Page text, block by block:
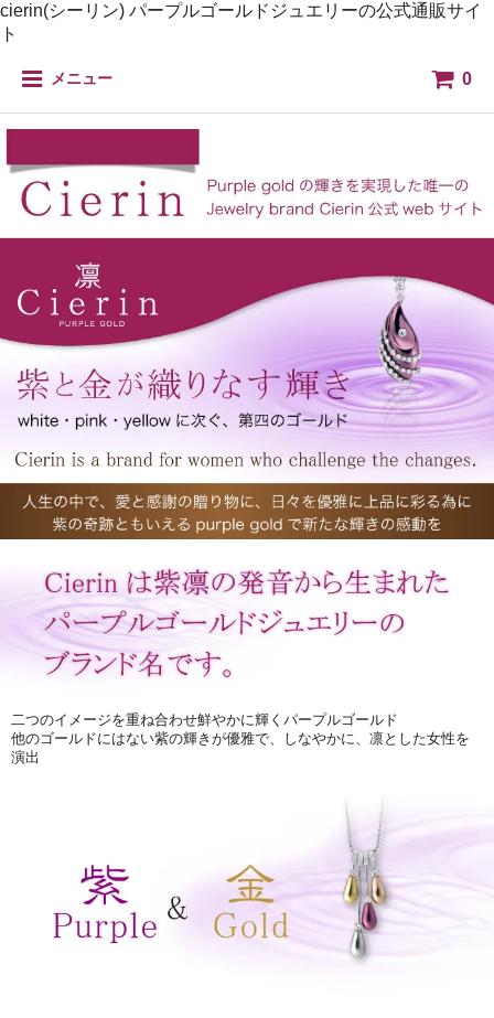
cierin(シーリン) パープルゴールドジュエリーの公式通販サイ
ト
メニュー 0
二つのイメージを重ね合わせ鮮やかに輝くパープルゴールド
他のゴールドにはない紫の輝きが優雅で、しなやかに、凛とした女性を
演出